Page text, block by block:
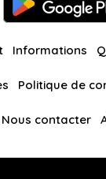
Informations
Politique de
Nous contacter